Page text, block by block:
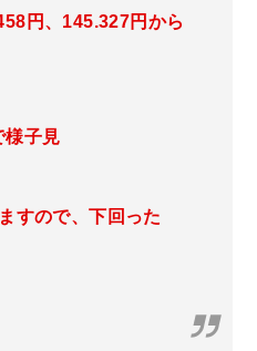
円、145.327円 から
様子見
すので、下回った